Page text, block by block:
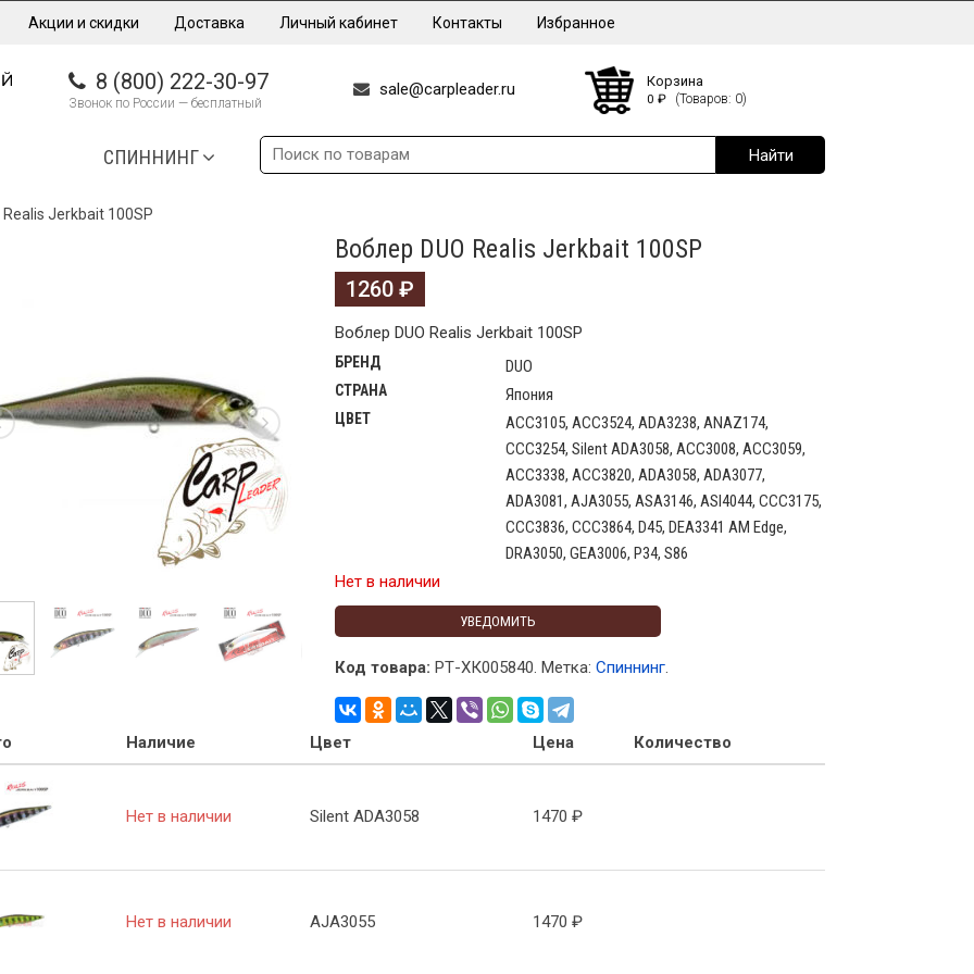
Акции и скидки Доставка Личный кабинет Контакты Избранное
8 (800) 222-30-97
Звонок по России — бесплатный
sale@carpleader.ru Корзина
0 ₽ (Товаров: 0)
СПИННИНГ
Realis Jerkbait 100SP
Воблер DUO Realis Jerkbait 100SP
1260 ₽
Воблер DUO Realis Jerkbait 100SP
БРЕНД DUO
СТРАНА Япония
ЦВЕТ
ACC3105, ACC3524, ADA3238, ANAZ174,
CCC3254, Silent ADA3058, ACC3008, ACC3059,
ACC3338, ACC3820, ADA3058, ADA3077,
ADA3081, AJA3055, ASA3146, ASI4044, CCC3175,
CCC3836, CCC3864, D45, DEA3341 AM Edge,
DRA3050, GEA3006, P34, S86
Нет в наличии
УВЕДОМИТЬ
Код товара: РТ-ХК005840. Метка: Спиннинг.
Наличие Цвет Цена Количество
Нет в наличии Silent ADA3058 1470 ₽
Нет в наличии AJA3055 1470 ₽